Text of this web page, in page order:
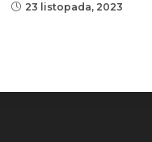
23 listopada, 2023